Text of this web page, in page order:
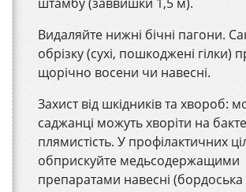
Видаляйте нижні бічні пагони.
обрізку (сухі, пошкоджені гілки)
щорічно восени чи навесні.
Захист від шкідників та хвороб:
саджанці можуть хворіти на
плямистість. У профілактичних
обприскуйте медьсодержащими
препаратами навесні (бордоська